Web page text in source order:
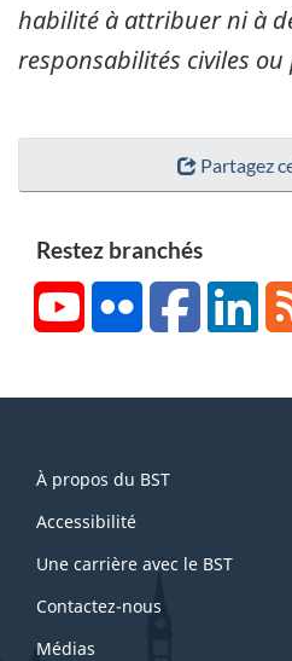
habilité à attribuer ni à
responsabilités civiles ou
Partagez
Restez branchés
YouTubeFlickr Facebook
this
site
À propos du BST
Accessibilité
Une carrière avec le BST
Contactez-nous
Médias